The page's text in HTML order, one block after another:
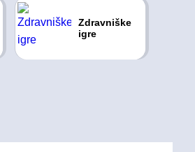
Zdravniške
igre